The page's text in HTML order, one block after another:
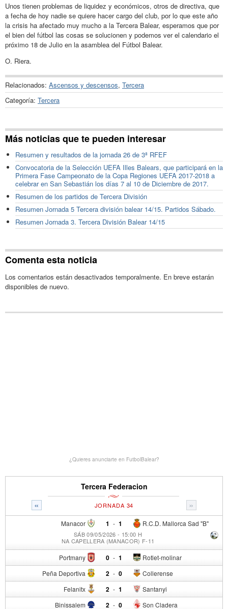
Unos tienen problemas de liquidez y económicos, otros de directiva, que
a fecha de hoy nadie se quiere hacer cargo del club, por lo que este año
la crisis ha afectado muy mucho a la Tercera Balear, esperamos que por
el bien del fútbol las cosas se solucionen y podemos ver el calendario el
próximo 18 de Julio en la asamblea del Fútbol Balear.
O. Riera.
Relacionados: Ascensos y descensos, Tercera
Categoría: Tercera
Más noticias que te pueden interesar
Resumen y resultados de la jornada 26 de 3ª RFEF
Convocatoria de la Selección UEFA Illes Balears, que participará en la
Primera Fase Campeonato de la Copa Regiones UEFA 2017-2018 a
celebrar en San Sebastián los días 7 al 10 de Diciembre de 2017.
Resumen de los partidos de Tercera División
Resumen Jornada 5 Tercera división balear 14/15. Partidos Sábado.
Resumen Jornada 3. Tercera División Balear 14/15
Comenta esta noticia
Los comentarios están desactivados temporalmente. En breve estarán
disponibles de nuevo.
¿Quieres anunciarte en FutbolBalear?
Tercera Federacion
« »
JORNADA 34
Manacor 1 - R.C.D. Mallorca Sad "B"
1
SÁB 09/05/2026 - 15:00 H
NA CAPELLERA (MANACOR) F-11
Portmany 0 - Rotlet-molinar
1
Peña Deportiva 2 - Collerense
0
Felanitx 2 - Santanyi
1
Binissalem 2 - Son Cladera
0